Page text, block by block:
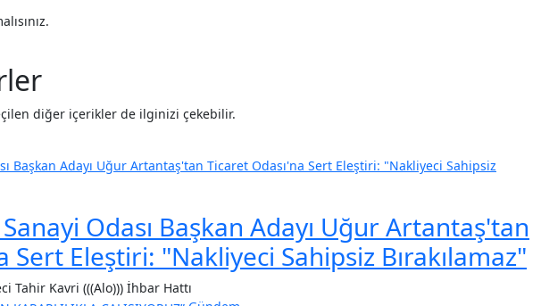
diğer içerikler de ilginizi çekebilir.
Odası Başkan Adayı Uğur Artantaş'tan
Sert Eleştiri: "Nakliyeci Sahipsiz Bırakılamaz"
Tahir Kavri (((Alo))) İhbar Hattı